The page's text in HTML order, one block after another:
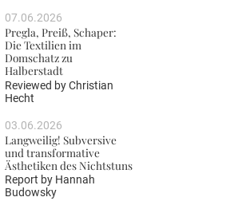
07.06.2026
Pregla, Preiß, Schaper:
Die Textilien im
Domschatz zu
Halberstadt
Reviewed byChristian
Hecht
03.06.2026
Langweilig! Subversive
und transformative
Ästhetiken des Nichtstuns
Report by Hannah
Budowsky